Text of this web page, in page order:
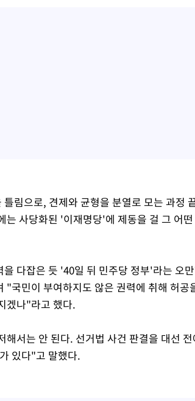
림으로, 견제와 균형을 분열로 모는 과정
사당화된 '이재명당'에 제동을 걸 그 어
다잡은 듯 '40일 뒤 민주당 정부'라는 오
"국민이 부여하지도 않은 권력에 취해 허공
겠나"라고 했다.
해서는 안 된다. 선거법 사건 판결을 대선
있다"고 말했다.